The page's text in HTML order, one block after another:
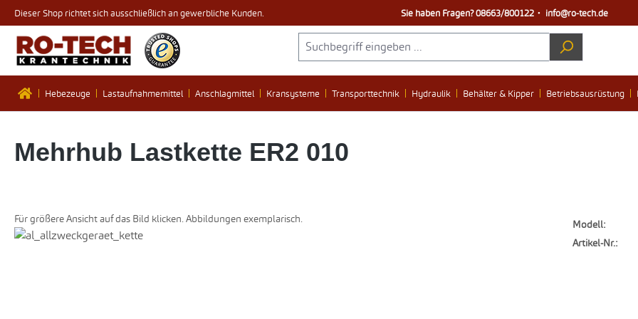
Hauptinhalt springen
Zur Suche springen
Zur Hauptnavigation springen
Dieser Shop richtet sich ausschließlich an gewerbliche Kunden. Sie haben Fragen?08663/800122・ info@ro-tech.de
Hebezeuge Lastaufnahmemittel Anschlagmittel Kransysteme Transporttechnik Hydraulik Behälter & Kipper Betriebsausrüstung
Mehrhub Lastkette ER2 010
Für größere Ansicht auf das Bild klicken. Abbildungen exemplarisch.
Bildergalerie überspringen
Modell:
Artikel-Nr.: